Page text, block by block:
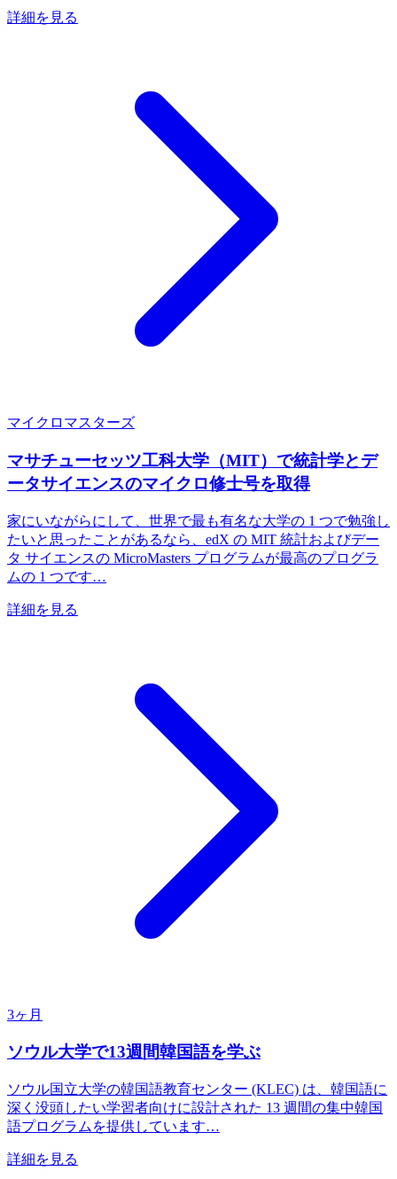
詳細を見る
マイクロマスターズ
マサチューセッツ工科大学（MIT）で統計学とデ
ータサイエンスのマイクロ修士号を取得
家にいながらにして、世界で最も有名な大学の 1 つで勉強し
たいと思ったことがあるなら、edX の MIT 統計およびデー
タ サイエンスの MicroMasters プログラムが最高のプログラ
ムの 1 つです…
詳細を見る
3ヶ月
ソウル大学で13週間韓国語を学ぶ
ソウル国立大学の韓国語教育センター (KLEC) は、韓国語に
深く没頭したい学習者向けに設計された 13 週間の集中韓国
語プログラムを提供しています…
詳細を見る